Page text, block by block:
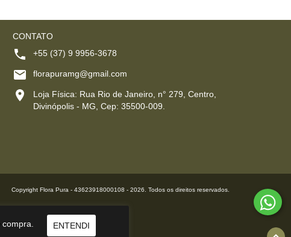
ENTENDI
CONTATO
+55 (37) 9 9956-3678
florapuramg@gmail.com
Loja Física: Rua Rio de Janeiro, n° 279, Centro,
Divinópolis - MG, Cep: 35500-009.
Copyright Flora Pura - 43623918000108 - 2026. Todos os direitos reservados.